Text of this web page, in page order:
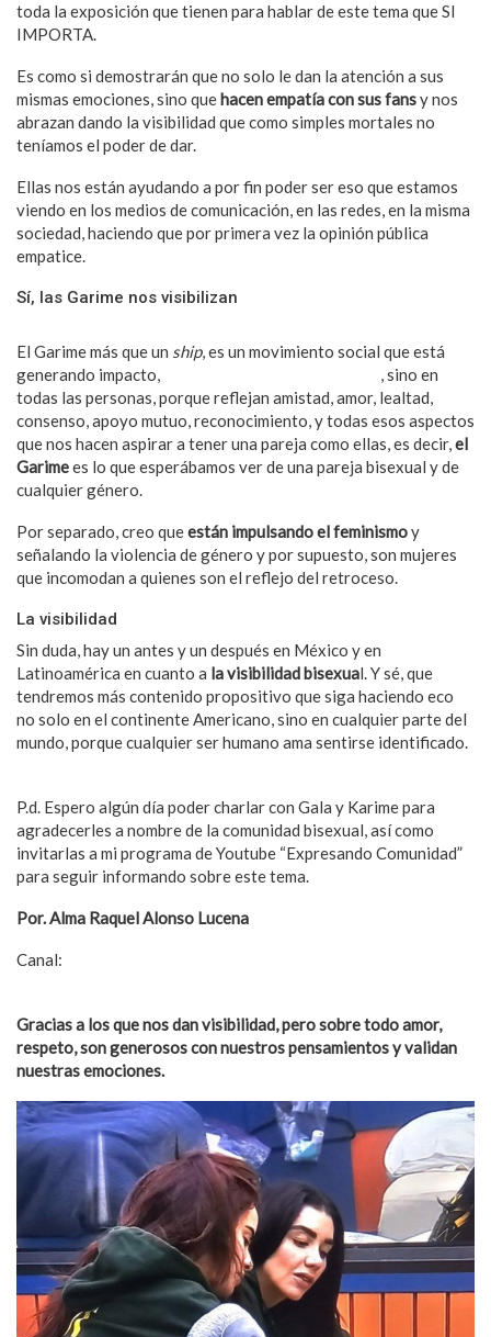
toda la exposición que tienen para hablar de este tema que SI
IMPORTA.
Es como si demostrarán que no solo le dan la atención a sus
mismas emociones, sino que hacen empatía con sus fansy nos
abrazan dando la visibilidad que como simples mortales no
teníamos el poder de dar.
Ellas nos están ayudando a por fin poder ser eso que estamos
viendo en los medios de comunicación, en las redes, en la misma
sociedad, haciendo que por primera vez la opinión pública
empatice.
Sí, las Garime nos visibilizan
El Garime más que un ship, es un movimiento social que está
generando impacto,
, sino en
todas las personas, porque reflejan amistad, amor, lealtad,
consenso, apoyo mutuo, reconocimiento, y todas esos aspectos
que nos hacen aspirar a tener una pareja como ellas, es decir,el
Garimees lo que esperábamos ver de una pareja bisexual y de
cualquier género.
Por separado, creo queestán impulsando el feminismoy
señalando la violencia de género y por supuesto, son mujeres
que incomodan a quienes son el reflejo del retroceso.
La visibilidad
Sin duda, hay un antes y un después en México y en
Latinoamérica en cuanto a la visibilidad bisexual. Y sé, que
tendremos más contenido propositivo que siga haciendo eco
no solo en el continente Americano, sino en cualquier parte del
mundo, porque cualquier ser humano ama sentirse identificado.
P.d. Espero algún día poder charlar con Gala y Karime para
agradecerles a nombre de la comunidad bisexual, así como
invitarlas a mi programa de Youtube “Expresando Comunidad”
para seguir informando sobre este tema.
Por. Alma Raquel Alonso Lucena
Canal:
Gracias a los que nos dan visibilidad, pero sobre todo amor,
respeto, son generosos con nuestros pensamientos y validan
nuestras emociones.